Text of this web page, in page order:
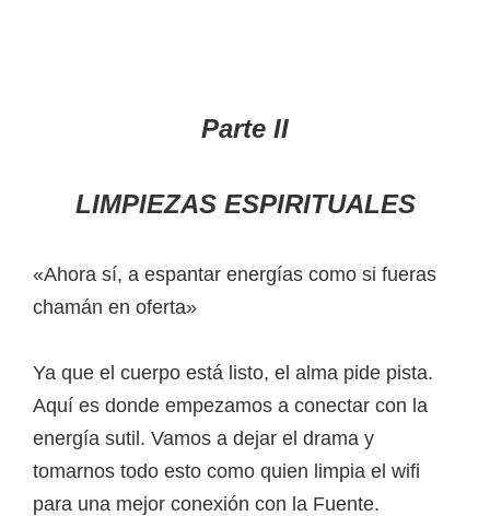
Parte II
LIMPIEZAS ESPIRITUALES
«Ahora sí, a espantar energías como si fueras
chamán en oferta»
Ya que el cuerpo está listo, el alma pide pista.
Aquí es donde empezamos a conectar con la
energía sutil. Vamos a dejar el drama y
tomarnos todo esto como quien limpia el wifi
para una mejor conexión con la Fuente.